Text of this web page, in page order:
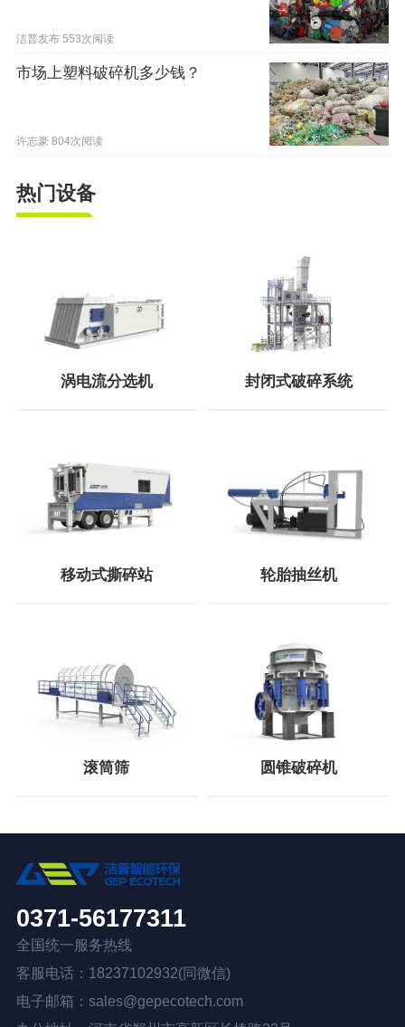
洁普发布 553次阅读
市场上塑料破碎机多少钱？
许志豪 804次阅读
热门设备
涡电流分选机 封闭式破碎系统
移动式撕碎站 轮胎抽丝机
滚筒筛 圆锥破碎机
0371-56177311
全国统一服务热线
客服电话：18237102932(同微信)
电子邮箱：sales@gepecotech.com